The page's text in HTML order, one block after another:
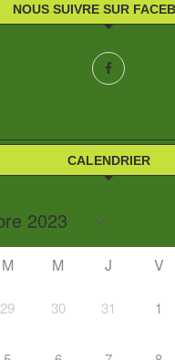
NOUS SUIVRE SUR
CALENDRIER
M M J V
29 30 31 1